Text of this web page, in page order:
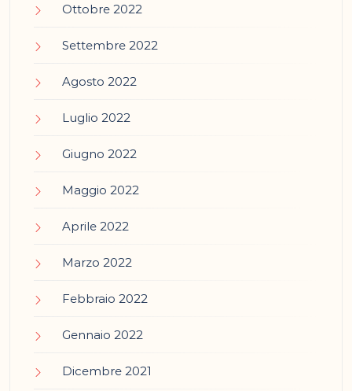
Ottobre 2022
Settembre 2022
Agosto 2022
Luglio 2022
Giugno 2022
Maggio 2022
Aprile 2022
Marzo 2022
Febbraio 2022
Gennaio 2022
Dicembre 2021